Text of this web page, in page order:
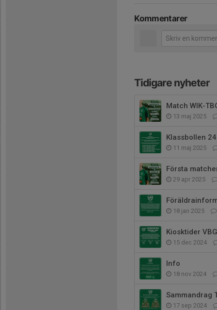
Kommentarer
Tidigare nyheter
Match WIK-
13 maj 2025
Klassbollen
11 maj 2025
Första
29 apr 2025
18 jan 2025
Kiosktider
15 dec 2024
Info
18 nov 2024
Sammandrag
17 sep 2024